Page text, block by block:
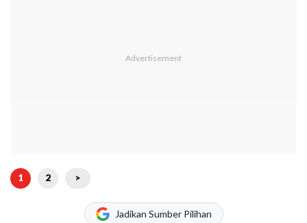
1 2 >
Jadikan Sumber Pilihan